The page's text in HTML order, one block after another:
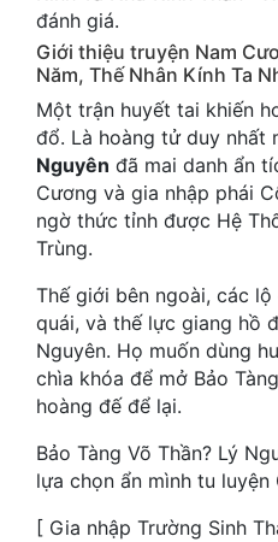
Dị Năng
Gia Đấu
Góc Nhìn Nam
Góc Nhìn Nữ
Huyền Huyễn
Huyền Ảo
Hài Hước
Hệ Thống
Học Đường
đánh giá.
Giới thiệu truyện Nam
Năm, Thế Nhân Kính Ta
Một trận huyết tai khiến
đổ. Là hoàng tử duy nhất
Nguyên đã mai danh ẩn
Cương và gia nhập phái
ngờ thức tỉnh được Hệ
Trùng.
Thế giới bên ngoài, các
quái, và thế lực giang hồ
Nguyên. Họ muốn dùng
chìa khóa để mở Bảo
hoàng đế để lại.
Bảo Tàng Võ Thần? Lý
lựa chọn ẩn mình tu luyện
[ Gia nhập Trường Sinh